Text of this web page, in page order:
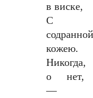
в виске,
С
кожею.
Никогда,
о нет,
—